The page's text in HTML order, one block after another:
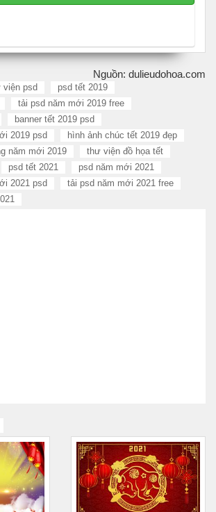
Nguồn: dulieudohoa.com
viện psd
psd tết 2019
tải psd năm mới 2019 free
banner tết 2019 psd
2019 psd
hình ảnh chúc tết 2019 đẹp
năm mới 2019
thư viện đồ họa tết
psd tết 2021
psd năm mới 2021
2021 psd
tải psd năm mới 2021 free